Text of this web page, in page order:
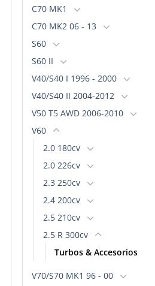
C70 MK1
C70 MK2 06 - 13
S60
S60 II
V40/S40 I 1996 - 2000
V40/S40 II 2004-2012
V50 T5 AWD 2006-2010
V60
2.0 180cv
2.0 226cv
2.3 250cv
2.4 200cv
2.5 210cv
2.5 R 300cv
Turbos & Accesorios
V70/S70 MK1 96 - 00